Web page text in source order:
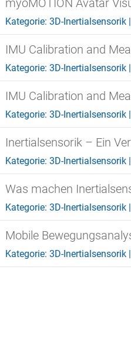
myoMOTION Avatar
Kategorie: 3D-Inertialsensorik|
IMU Calibration and
Kategorie: 3D-Inertialsensorik|
IMU Calibration and
Kategorie: 3D-Inertialsensorik|
Inertialsensorik – Ein
Kategorie: 3D-Inertialsensorik|
Was machen
Kategorie: 3D-Inertialsensorik|
Mobile
Kategorie: 3D-Inertialsensorik|